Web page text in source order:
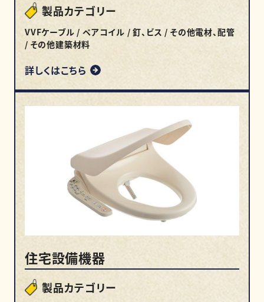
製品カテゴリー
VVFケーブル / ペアコイル / 釘、ビス / その他電材、配管
/ その他建築材料
詳しくはこちら
住宅設備機器
製品カテゴリー